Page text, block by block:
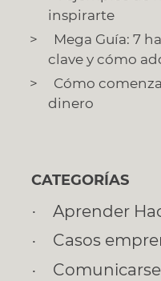
inspirarte
Mega Guía: 7
clave y cómo
Cómo
dinero
CATEGORÍAS
Aprender
Casos
Comunicarse